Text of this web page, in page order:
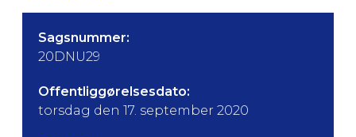
Sagsnummer:
20DNU29
Offentliggørelsesdato:
torsdag den 17. september 2020